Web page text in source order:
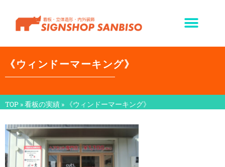
《ウィンドーマーキング》
TOP »看板の実績 » 《ウィンドーマーキング》